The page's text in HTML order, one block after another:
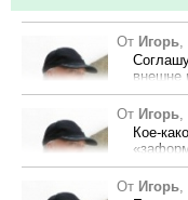
Рейтинг 101
От Игорь,
внешне
одного
роли
его
открыть
От Игорь,
Кое-
открыть
От Игорь,